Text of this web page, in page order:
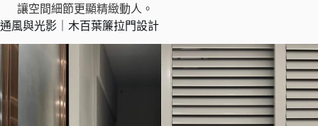
讓空間細節更顯精緻動人。
通風與光影｜木百葉簾拉門設計